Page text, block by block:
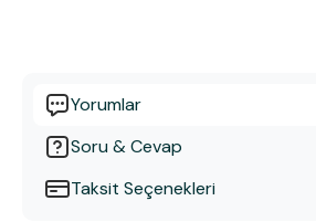
Yorumlar
Soru & Cevap
Taksit Seçenekleri